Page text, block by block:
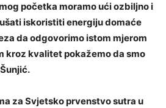
početka moramo ući ozbiljno i
iskoristiti energiju domaće
da odgovorimo istom mjerom
kroz kvalitet pokažemo da smo
za Svjetsko prvenstvo sutra u